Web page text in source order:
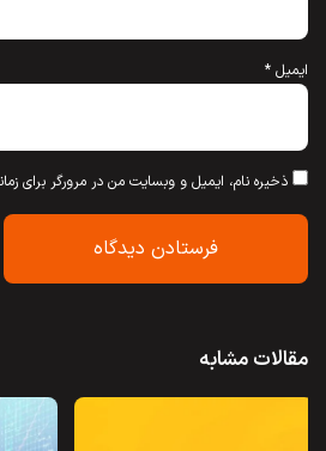
ایمیل *
ذخیره نام، ایمیل و وبسایت من در مرورگر برای
مقالات مشابه